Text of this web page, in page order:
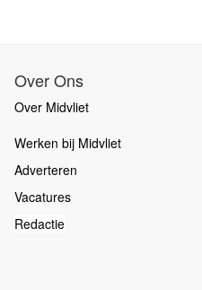
Over Ons
Over Midvliet
Werken bij Midvliet
Adverteren
Vacatures
Redactie